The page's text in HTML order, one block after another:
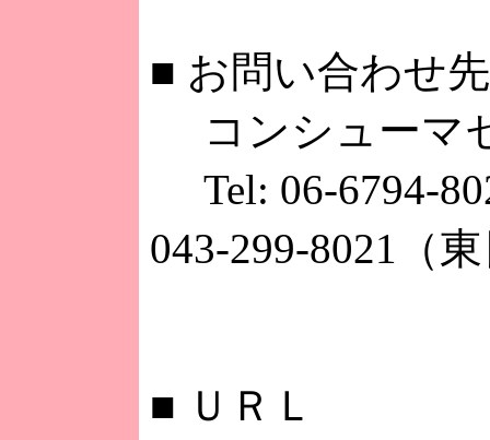
■ お問い合わせ先
コンシューマ
Tel: 06-6794-
043-299-8021（
■ ＵＲＬ